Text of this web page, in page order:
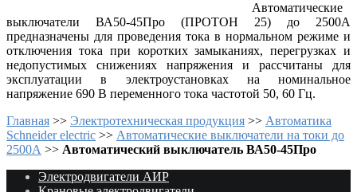
Автоматические
выключатели ВА50-45Про (ПРОТОН 25) до 2500А
предназначены для проведения тока в нормальном режиме и
отключения тока при коротких замыканиях, перегрузках и
недопустимых снижениях напряжения и рассчитаны для
эксплуатации в электроустановках на номинальное
напряжение 690 В переменного тока частотой 50, 60 Гц.
Главная >> Электротехническая продукция >> Автоматика
Schneider electric >> Автоматические выключатели на токи до
2500А >> Автоматический выключатель ВА50-45Про
Электродвигатели АИР